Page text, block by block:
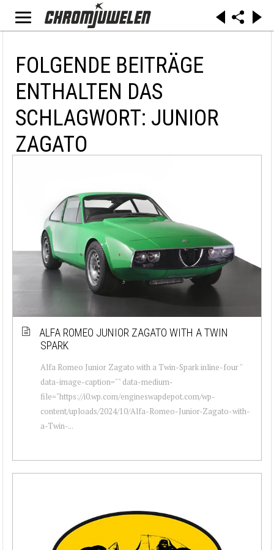
FOLGENDE BEITRÄGE
ENTHALTEN DAS
SCHLAGWORT: JUNIOR
ZAGATO
ALFA ROMEO JUNIOR ZAGATO WITH A TWIN
SPARK
Alfa Romeo Junior Zagato with a Twin-Spark inline-four "
data-image-caption="" data-medium-
file="https://i0.wp.com/engineswapdepot.com/wp-
content/uploads/2024/10/Alfa-Romeo-Junior-Zagato-with-
a-Twin-...